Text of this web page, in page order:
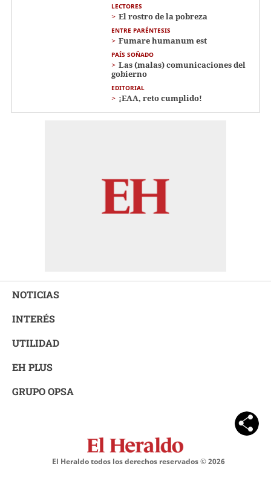
LECTORES
El rostro de la pobreza
ENTRE PARÉNTESIS
Fumare humanum est
PAÍS SOÑADO
Las (malas) comunicaciones del
gobierno
EDITORIAL
¡EAA, reto cumplido!
NOTICIAS
INTERÉS
UTILIDAD
EH PLUS
GRUPO OPSA
El Heraldo todos los derechos reservados ©2026